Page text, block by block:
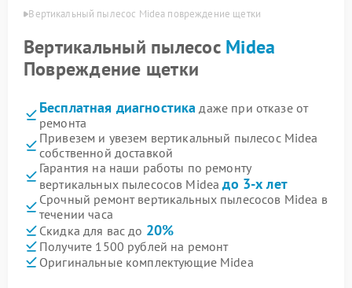
Вертикальный пылесос Midea повреждение щетки
Вертикальный пылесос Midea
Повреждение щетки
Бесплатная диагностика даже при отказе от
ремонта
Привезем и увезем вертикальный пылесос Midea
собственной доставкой
Гарантия на наши работы по ремонту
вертикальных пылесосов Mideaдо 3-х лет
Срочный ремонт вертикальных пылесосов Midea в
течении часа
Скидка для вас до 20%
Получите 1500 рублей на ремонт
Оригинальные комплектующие Midea